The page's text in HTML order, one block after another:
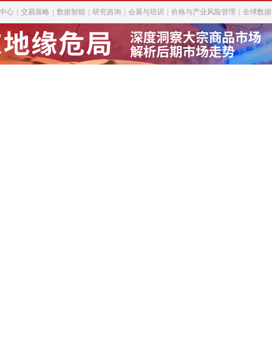
心 交易策略 数据智能 研究咨询 会展与培训 价格与产业风险管理 全球数据